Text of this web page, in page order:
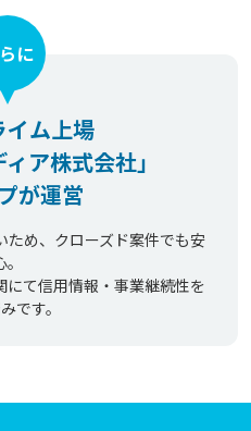
イム上場
ア株式会社」
が運営
に
ため、クローズド案件でも安
て信用情報・事業継続性を
です。